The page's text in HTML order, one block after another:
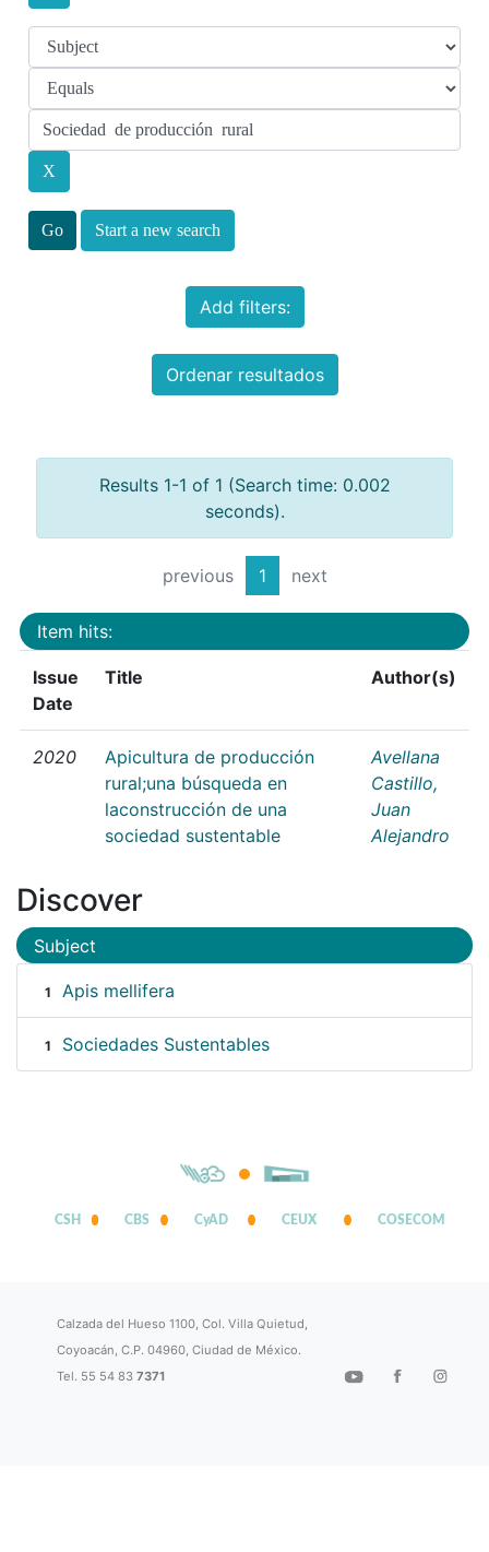
Start a new search
Add filters:
Ordenar resultados
Results 1-1 of 1 (Search time: 0.002
seconds).
previous 1 next
Item hits:
Issue
Date
Title Author(s)
2020
Apicultura de producción
rural;una búsqueda en
laconstrucción de una
sociedad sustentable
Avellana
Castillo,
Juan
Alejandro
Discover
Subject
1 Apis mellifera
1 Sociedades Sustentables
CSH CBS CyAD CEUX COSECOM
Calzada del Hueso 1100, Col. Villa Quietud,
Coyoacán, C.P. 04960, Ciudad de México.
Tel. 55 54 837371